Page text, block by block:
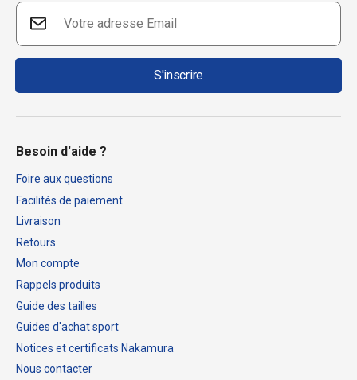
S'inscrire
Besoin d'aide ?
Foire aux questions
Facilités de paiement
Livraison
Retours
Mon compte
Rappels produits
Guide des tailles
Guides d'achat sport
Notices et certificats Nakamura
Nous contacter